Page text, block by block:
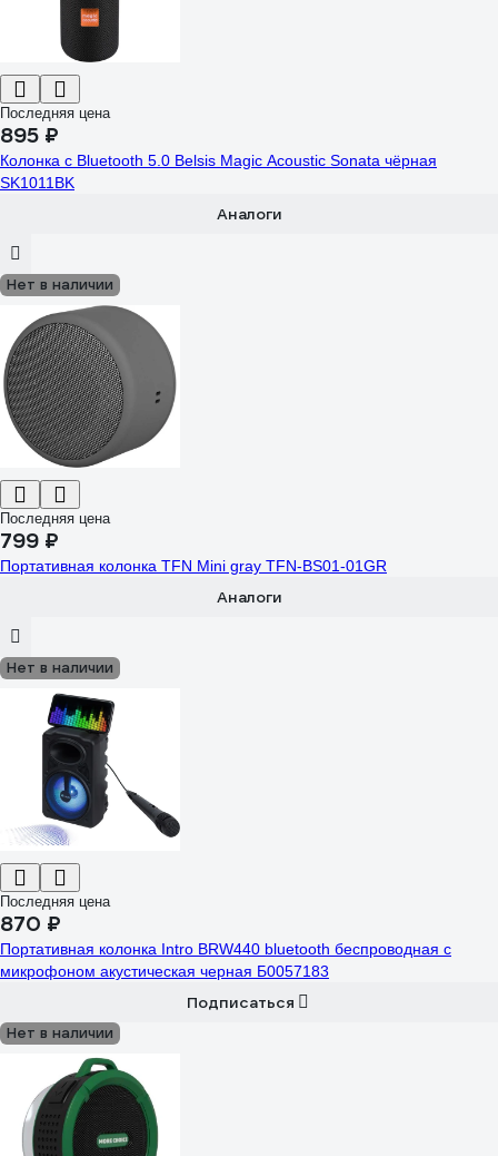
Последняя цена
895 ₽
Колонка с Bluetooth 5.0 Belsis Magic Acoustic Sonata чёрная
SK1011BK
Аналоги
Нет в наличии
Последняя цена
799 ₽
Портативная колонка TFN Mini gray TFN-BS01-01GR
Аналоги
Нет в наличии
Последняя цена
870 ₽
Портативная колонка Intro BRW440 bluetooth беспроводная с
микрофоном акустическая черная Б0057183
Подписаться
Нет в наличии